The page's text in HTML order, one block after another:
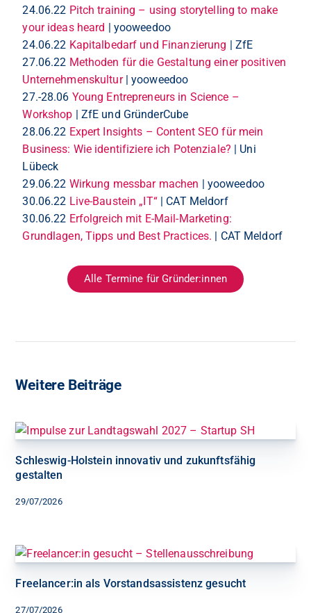
24.06.22 Pitch training – using storytelling to make
your ideas heard | yooweedoo
24.06.22 Kapitalbedarf und Finanzierung | ZfE
27.06.22 Methoden für die Gestaltung einer positiven
Unternehmenskultur| yooweedoo
27.-28.06 Young Entrepreneurs in Science –
Workshop | ZfE und GründerCube
28.06.22 Expert Insights – Content SEO für mein
Business: Wie identifiziere ich Potenziale? | Uni
Lübeck
29.06.22 Wirkung messbar machen | yooweedoo
30.06.22 Live-Baustein „IT“| CAT Meldorf
30.06.22 Erfolgreich mit E-Mail-Marketing:
Grundlagen, Tipps und Best Practices. | CAT Meldorf
Alle Termine für Gründer:innen
Weitere Beiträge
29/07/2026
Schleswig-Holstein innovativ und zukunftsfähig
gestalten
27/07/2026
Freelancer:in als Vorstandsassistenz gesucht